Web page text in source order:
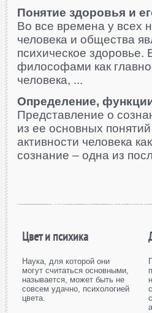
Понятие здоровья и
Во все времена у всех
человека и общества
психическое
философами как
человека, ...
Определение,
Представление о
из ее основных
активности человека
сознание – одна из
Цвет и психика
Наука, для которой они
могут считаться основными,
называется, может быть не
совсем удачно, психологией
цвета.